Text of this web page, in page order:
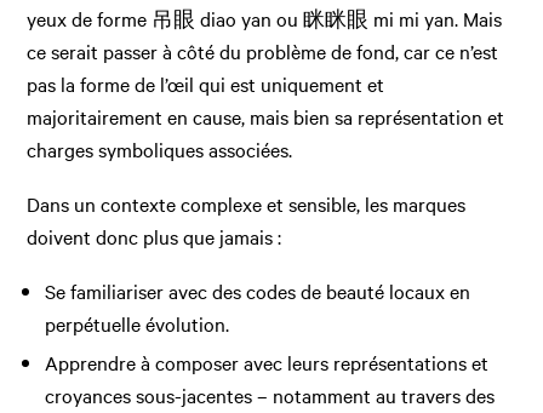
yeux de forme 吊眼 diao yan ou 眯眯眼 mi mi yan. Mais
ce serait passer à côté du problème de fond, car ce n’est
pas la forme de l’œil qui est uniquement et
majoritairement en cause, mais bien sa représentation et
charges symboliques associées.
Dans un contexte complexe et sensible, les marques
doivent donc plus que jamais :
Se familiariser avec des codes de beauté locaux en
perpétuelle évolution.
Apprendre à composer avec leurs représentations et
croyances sous-jacentes – notamment au travers des